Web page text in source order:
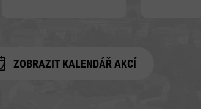
ZOBRAZIT KALENDÁŘ AKCÍ